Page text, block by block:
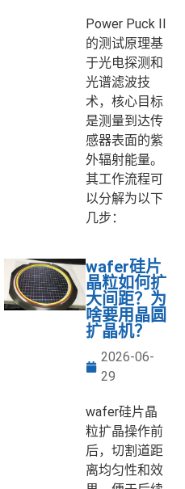
Power Puck II
的测试原理基
于光电探测和
光谱滤波技
术，核心目标
是测量到达传
感器表面的紫
外辐射能量。
其工作流程可
以分解为以下
几步：
wafer硅片
晶粒如何扩
大间距？为
啥要用晶圆
扩晶机？
2026-06-
29
wafer硅片晶
粒扩晶操作前
后，切割道距
离均匀性和效